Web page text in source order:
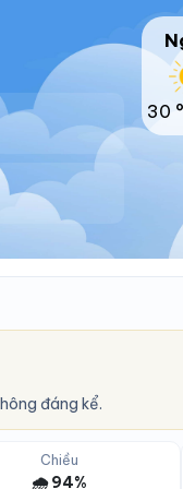
30 °
đáng kể.
Chiều
🌧️ 94%